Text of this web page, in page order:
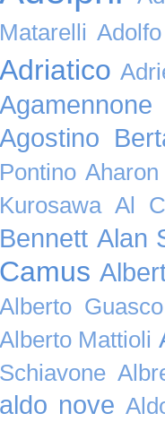
Matarelli
Adriatico
Agamennone
Agostino
Pontino Aharon
Kurosawa Al
Bennett Alan
Camus
Alberto Guasco
Alberto Mattioli
Schiavone
aldo nove